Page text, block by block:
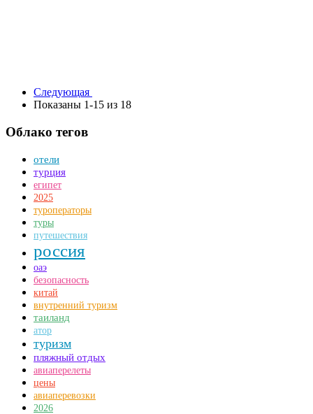
Следующая
Показаны 1-15 из 18
Облако тегов
отели
турция
египет
2025
туроператоры
туры
путешествия
россия
оаэ
безопасность
китай
внутренний туризм
таиланд
атор
туризм
пляжный отдых
авиаперелеты
цены
авиаперевозки
2026